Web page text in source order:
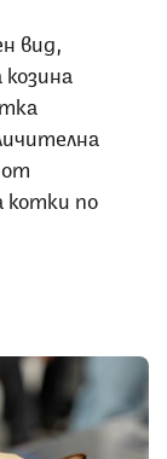
вид,
от
котки по